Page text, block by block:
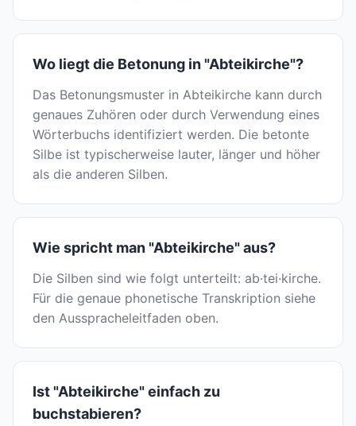
Wo liegt die Betonung in "Abteikirche"?
Das Betonungsmuster in Abteikirche kann durch
genaues Zuhören oder durch Verwendung eines
Wörterbuchs identifiziert werden. Die betonte
Silbe ist typischerweise lauter, länger und höher
als die anderen Silben.
Wie spricht man "Abteikirche" aus?
Die Silben sind wie folgt unterteilt: ab·tei·kirche.
Für die genaue phonetische Transkription siehe
den Ausspracheleitfaden oben.
Ist "Abteikirche" einfach zu
buchstabieren?